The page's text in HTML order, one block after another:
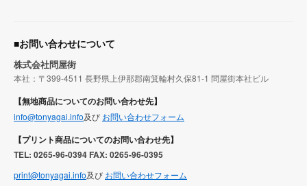
■お問い合わせについて
株式会社問屋街
本社：〒399-4511 長野県上伊那郡南箕輪村久保81-1 問屋街本社ビル
【無地商品についてのお問い合わせ先】
info@tonyagai.info及び お問い合わせフォーム
【プリント商品についてのお問い合わせ先】
TEL: 0265-96-0394 FAX: 0265-96-0395
print@tonyagai.info及び お問い合わせフォーム